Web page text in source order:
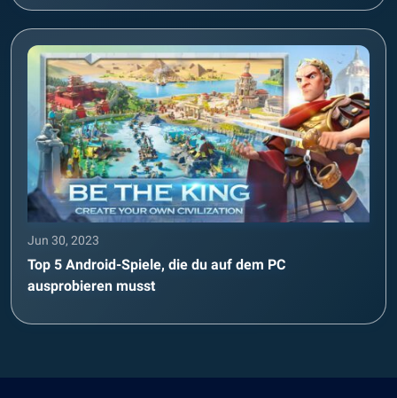
Jun 30, 2023
Top 5 Android-Spiele, die du auf dem PC
ausprobieren musst